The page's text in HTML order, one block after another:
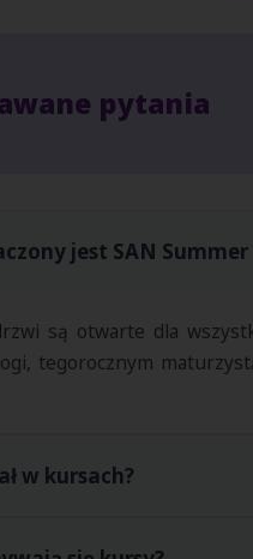
pytania
jest SAN Summer
są otwarte dla
tegorocznym
w kursach?